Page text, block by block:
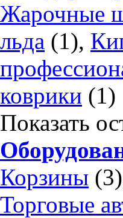
Жарочные
льда (1),
коврики (1)
Показать
Корзины
Торговые